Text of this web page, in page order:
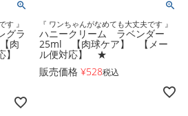
す 』
グラ
肉
】
『 ワンちゃんがなめても大丈夫です 』
ハニークリーム ラベンダー
25ml 【肉球ケア】 【メー
ル便対応】 ★
販売価格 ¥528税込